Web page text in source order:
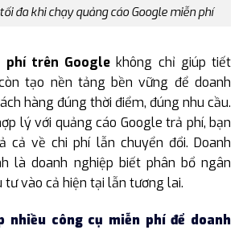
đa khi chạy quảng cáo Google miễn phí
phí trên Google không chỉ giúp tiết
tạo nền tảng bền vững để doanh
hàng đúng thời điểm, đúng nhu cầu.
lý với quảng cáo Google trả phí, bạn
cả về chi phí lẫn chuyển đổi. Doanh
là doanh nghiệp biết phân bổ ngân
tư vào cả hiện tại lẫn tương lai.
nhiều công cụ miễn phí để doanh